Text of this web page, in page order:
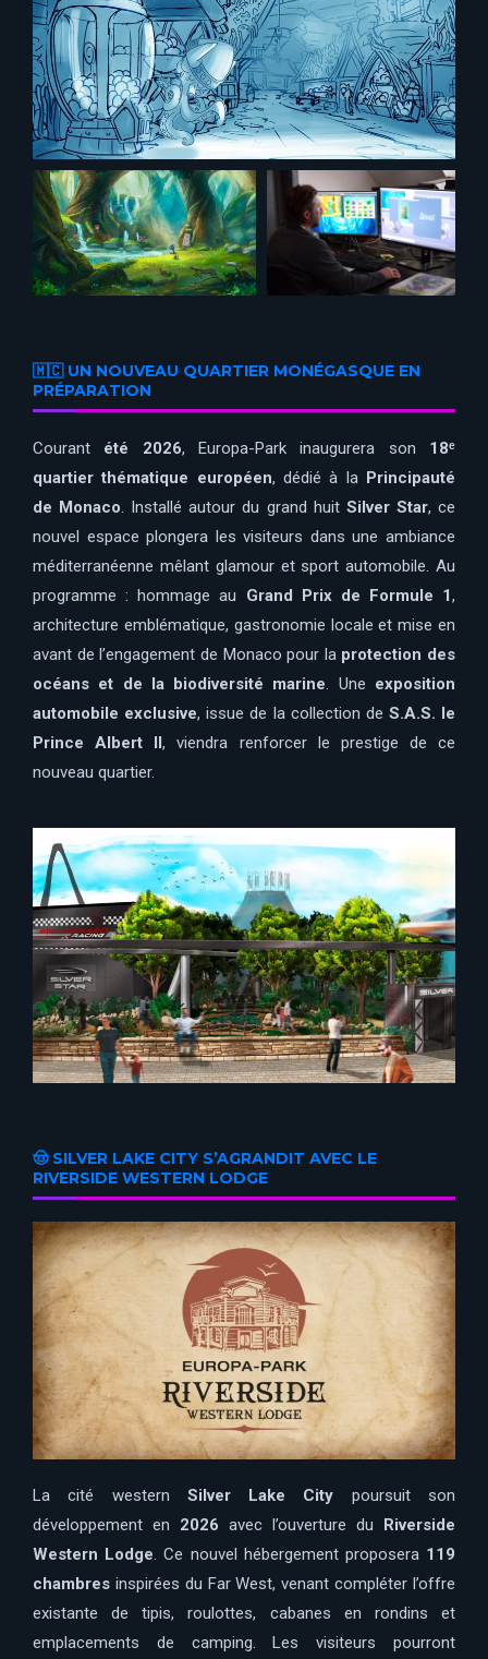
🇲🇨 UN NOUVEAU QUARTIER MONÉGASQUE EN
PRÉPARATION
Courant été 2026, Europa-Park inaugurera son 18ᵉ
quartier thématique européen, dédié à la Principauté
de Monaco. Installé autour du grand huit Silver Star, ce
nouvel espace plongera les visiteurs dans une ambiance
méditerranéenne mêlant glamour et sport automobile. Au
programme : hommage au Grand Prix de Formule 1,
architecture emblématique, gastronomie locale et mise en
avant de l’engagement de Monaco pour la protection des
océans et de la biodiversité marine. Une exposition
automobile exclusive, issue de la collection de S.A.S. le
Prince Albert II, viendra renforcer le prestige de ce
nouveau quartier.
🤠 SILVER LAKE CITY S’AGRANDIT AVEC LE
RIVERSIDE WESTERN LODGE
La cité western Silver Lake City poursuit son
développement en 2026 avec l’ouverture du Riverside
Western Lodge . Ce nouvel hébergement proposera 119
chambres inspirées du Far West, venant compléter l’offre
existante de tipis, roulottes, cabanes en rondins et
emplacements de camping. Les visiteurs pourront